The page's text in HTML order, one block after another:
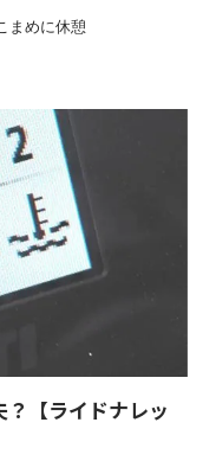
まめに休憩
【ライドナレッ